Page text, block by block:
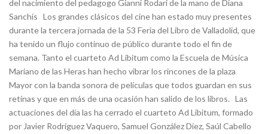
del nacimiento del pedagogo Gianni Rodari de la mano de Diana
Sanchís Los grandes clásicos del cine han estado muy presentes
durante la tercera jornada de la 53 Feria del Libro de Valladolid, que
ha tenido un flujo continuo de público durante todo el fin de
semana. Tanto el cuarteto Ad Libitum como la Escuela de Música
Mariano de las Heras han hecho vibrar los rincones de la plaza
Mayor con la banda sonora de películas que todos guardan en sus
retinas y que en más de una ocasión han salido de los libros. Las
actuaciones del día las ha cerrado el cuarteto Ad Libitum, formado
por Javier Rodríguez Vaquero, Samuel González Diez, Saúl Cabello